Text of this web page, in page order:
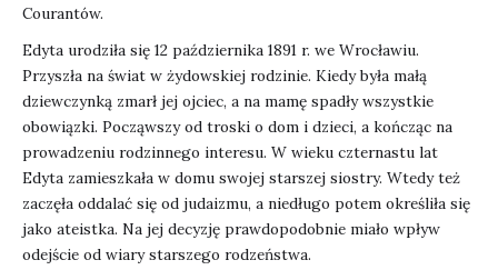
Courantów.
Edyta urodziła się 12 października 1891 r. we Wrocławiu.
Przyszła na świat w żydowskiej rodzinie. Kiedy była małą
dziewczynką zmarł jej ojciec, a na mamę spadły wszystkie
obowiązki. Począwszy od troski o dom i dzieci, a kończąc na
prowadzeniu rodzinnego interesu. W wieku czternastu lat
Edyta zamieszkała w domu swojej starszej siostry. Wtedy też
zaczęła oddalać się od judaizmu, a niedługo potem określiła się
jako ateistka. Na jej decyzję prawdopodobnie miało wpływ
odejście od wiary starszego rodzeństwa.